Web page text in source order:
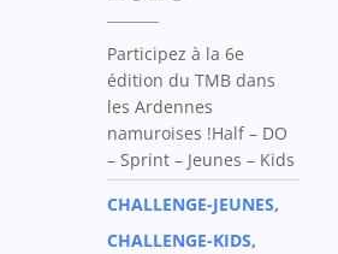
Participez à la 6e
édition du TMB dans
les Ardennes
namuroises !Half – DO
– Sprint – Jeunes – Kids
CHALLENGE-JEUNES,
CHALLENGE-KIDS,